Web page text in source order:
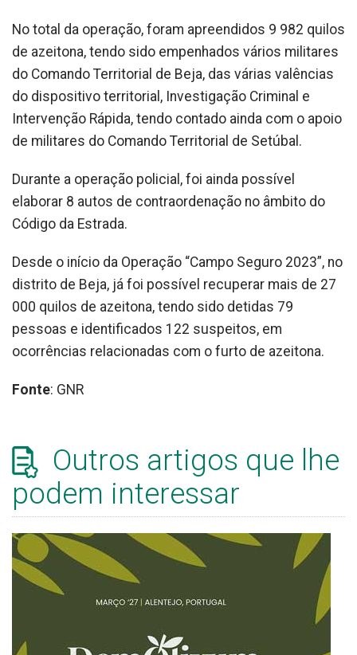
No total da operação, foram apreendidos 9 982 quilos
de azeitona, tendo sido empenhados vários militares
do Comando Territorial de Beja, das várias valências
do dispositivo territorial, Investigação Criminal e
Intervenção Rápida, tendo contado ainda com o apoio
de militares do Comando Territorial de Setúbal.
Durante a operação policial, foi ainda possível
elaborar 8 autos de contraordenação no âmbito do
Código da Estrada.
Desde o início da Operação “Campo Seguro 2023”, no
distrito de Beja, já foi possível recuperar mais de 27
000 quilos de azeitona, tendo sido detidas 79
pessoas e identificados 122 suspeitos, em
ocorrências relacionadas com o furto de azeitona.
Fonte: GNR
Outros artigos que lhe
podem interessar